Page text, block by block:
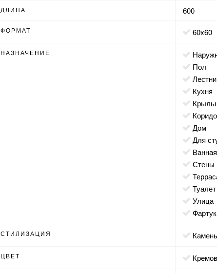
ДЛИНА 600
ФОРМАТ 60x60
НАЗНАЧЕНИЕ
пол
кухня
дом
для
ванная
стены
туалет
улица
фартук
СТИЛИЗАЦИЯ камень
ЦВЕТ